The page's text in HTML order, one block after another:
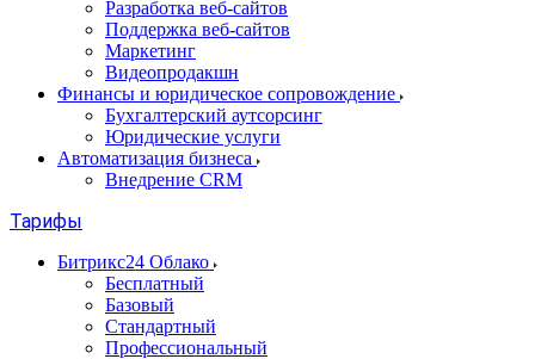
Разработка веб-сайтов
Поддержка веб-сайтов
Маркетинг
Видеопродакшн
Финансы и юридическое сопровождение
Бухгалтерский аутсорсинг
Юридические услуги
Автоматизация бизнеса
Внедрение CRM
Тарифы
Битрикс24 Облако
Бесплатный
Базовый
Стандартный
Профессиональный